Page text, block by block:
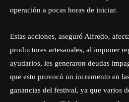
operación a pocas horas de iniciar.
Estas acciones, aseguró Alfredo,
productores artesanales, al imponer
ayudarlos, les generaron deudas
que esto provocó un incremento en
ganancias del festival, ya que varios